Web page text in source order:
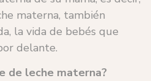
materna, también
la vida de bebés que
delante.
de leche materna?